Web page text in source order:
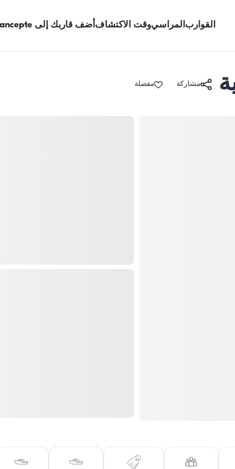
القواربالمراسيوقت الاكتشافأضف قاربك إلى Limancepte
مشاركة مفضلة